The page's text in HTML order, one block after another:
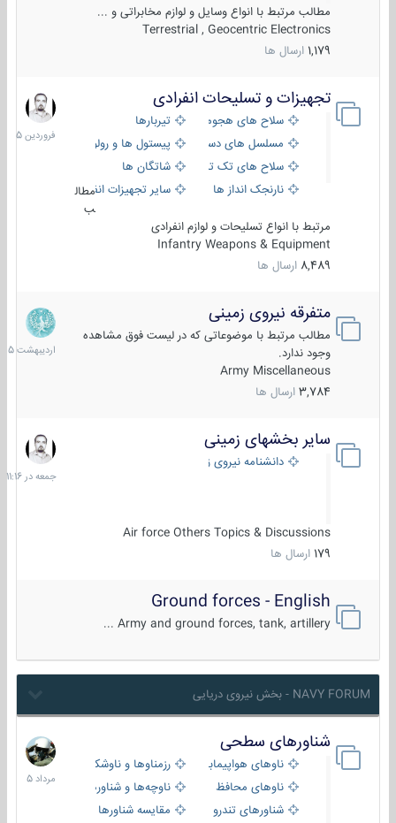
مطالب مرتبط با انواع وسایل و لوازم مخابراتی و ...
Terrestrial , Geocentric Electronics
1,179 ارسال ها
تجهیزات و تسلیحات انفرادی
سلاح های هجومی
تیربارها
مسلسل های دستی
پیستول ها و رولورها
سلاح های تک تیر اندازیشاتگان ها
نارنجک انداز ها
سایر تجهیزات انفرادی
مطال
ب
مرتبط با انواع تسلیحات و لوازم انفرادی
Infantry Weapons & Equipment
8,489 ارسال ها
17
فروردین
1405
متفرقه نیروی زمینی
مطالب مرتبط با موضوعاتی که در لیست فوق مشاهده
وجود ندارد.
Army Miscellaneous
3,784 ارسال ها
27
1405
سایر بخشهای زمینی
دانشنامه نیروی زمینی
Air force Others Topics & Discussions
179 ارسال ها
جمعه
در
11:16
Ground forces - English
Army and ground forces, tank, artillery ...
NAVY FORUM - بخش نیروی دریایی
شناورهای سطحی
ناوهای هواپیمابر و بالگرد بررزمناوها و ناوشکن‌ها
ناوهای محافظ
ناوچه‌ها و شناورهای گشتی
شناورهای تندرو
مقایسه شناورها
2
مرداد
1405